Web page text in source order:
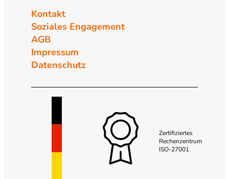
Kontakt
Soziales Engagement
AGB
Impressum
Datenschutz
Zertifiziertes
Rechenzentrum
ISO-27001